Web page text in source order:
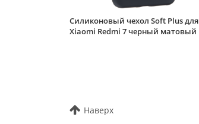
Силиконовый чехол Soft Plus для
Xiaomi Redmi 7 черный матовый
Наверх